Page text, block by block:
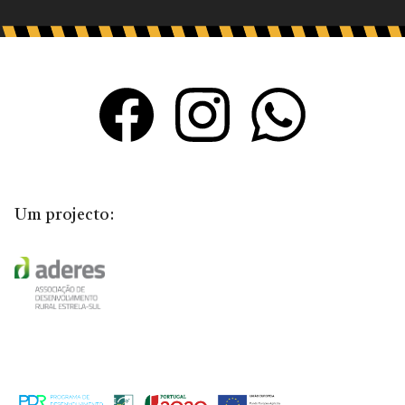
Um projecto: